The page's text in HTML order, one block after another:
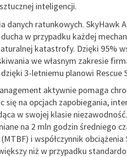
inteligencji.
danych ratunkowych. SkyHawk
w przypadku każdej
katastrofy. Dzięki 95%
we własnym zakresie
3-letniemu planowi Rescue
aktywnie pomaga
się na opcjach zapobiegania,
w swojej klasie
na 2 mln godzin średniego
i współczynnik
niż w przypadku